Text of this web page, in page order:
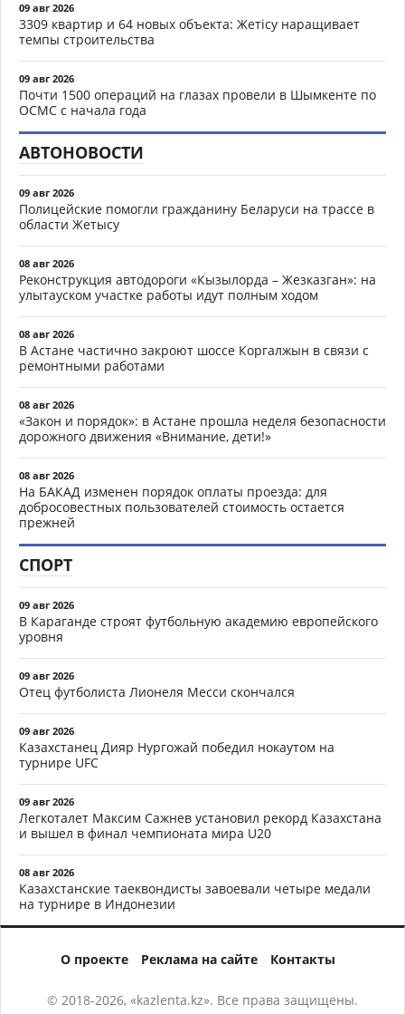
09 авг 2026
3309 квартир и 64 новых объекта: Жетісу наращивает
темпы строительства
09 авг 2026
Почти 1500 операций на глазах провели в Шымкенте по
ОСМС с начала года
АВТОНОВОСТИ
09 авг 2026
Полицейские помогли гражданину Беларуси на трассе в
области Жетысу
08 авг 2026
Реконструкция автодороги «Кызылорда – Жезказган»: на
улытауском участке работы идут полным ходом
08 авг 2026
В Астане частично закроют шоссе Коргалжын в связи с
ремонтными работами
08 авг 2026
«Закон и порядок»: в Астане прошла неделя безопасности
дорожного движения «Внимание, дети!»
08 авг 2026
На БАКАД изменен порядок оплаты проезда: для
добросовестных пользователей стоимость остается
прежней
СПОРТ
09 авг 2026
В Караганде строят футбольную академию европейского
уровня
09 авг 2026
Отец футболиста Лионеля Месси скончался
09 авг 2026
Казахстанец Дияр Нургожай победил нокаутом на
турнире UFC
09 авг 2026
Легкоталет Максим Сажнев установил рекорд Казахстана
и вышел в финал чемпионата мира U20
08 авг 2026
Казахстанские таеквондисты завоевали четыре медали
на турнире в Индонезии
О проекте Реклама на сайте Контакты
© 2018-2026, «kazlenta.kz». Все права защищены.